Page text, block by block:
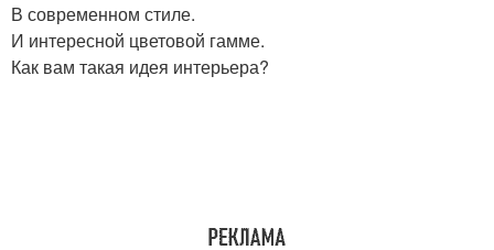
В современном стиле.
И интересной цветовой гамме.
Как вам такая идея интерьера?